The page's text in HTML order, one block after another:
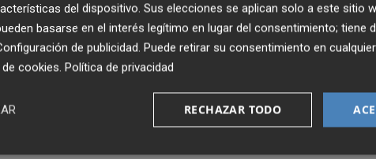
por línea a través de un aula virtual diseñada para tal
las alumnas han podido descubrir las posibilidades
en la red.
a municipios de la Red Isonomia, 8 de ellas de
de la información y de la comunicación.
del dispositivo. Sus elecciones se aplican solo a este sitio
basarse en el interés legítimo en lugar del consentimiento; tiene
de publicidad. Puede retirar su consentimiento en
cookies. Política de privacidad
RECHAZAR TODO